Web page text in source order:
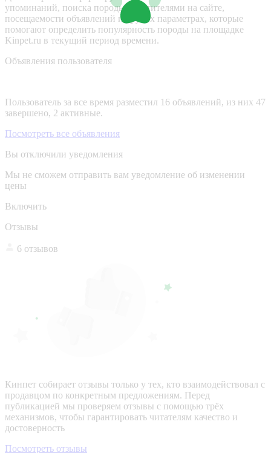
упоминаний, поиска породы посетителями на сайте,
посещаемости объявлений и других параметрах, которые
помогают определить популярность породы на площадке
Kinpet.ru в текущий период времени.
Объявления пользователя
Пользователь за все время разместил 16 объявлений, из них 47
завершено, 2 активные.
Посмотреть все объявления
Вы отключили уведомления
Мы не сможем отправить вам уведомление об изменении
цены
Включить
Отзывы
6 отзывов
Кинпет собирает отзывы только у тех, кто взаимодействовал с
продавцом по конкретным предложениям. Перед
публикацией мы проверяем отзывы с помощью трёх
механизмов, чтобы гарантировать читателям качество и
достоверность
Посмотреть отзывы